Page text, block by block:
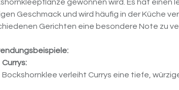
gewonnen wird. Es hat einen
Geschmack und wird häufig in der Küche
Gerichten eine besondere Note zu
Currys:
Bockshornklee verleiht Currys eine tiefe,